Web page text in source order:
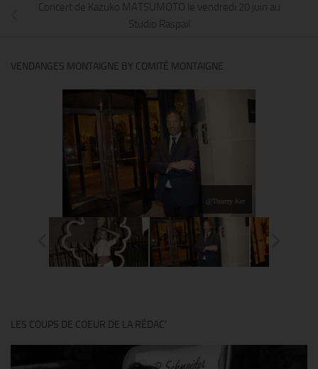
Concert de Kazuko MATSUMOTO le vendredi 20 juin au
Studio Raspail
VENDANGES MONTAIGNE BY COMITÉ MONTAIGNE
@Thierry Ker
LES COUPS DE COEUR DE LA RÉDAC’